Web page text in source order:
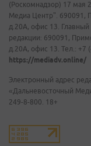
(Роскомнадзор) 17 мая
Медиа Центр". 690091,
д.20А, офис 13.
редакции: 690091,
д.20А, офис 13. Тел.: +7
https://mediadv.online/
Электронный адрес
«Дальневосточный
249-8-800. 18+